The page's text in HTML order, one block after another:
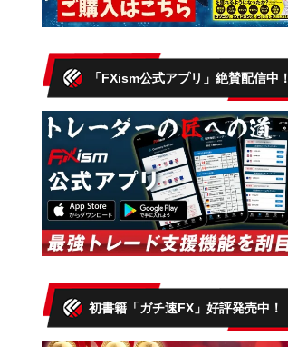
「FXism公式アプリ」絶賛配信中！
初書籍「ガチ速FX」好評発売中！